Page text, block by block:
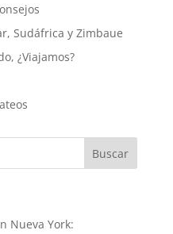
Sudáfrica y Zimbaue
¿Viajamos?
Nueva York: